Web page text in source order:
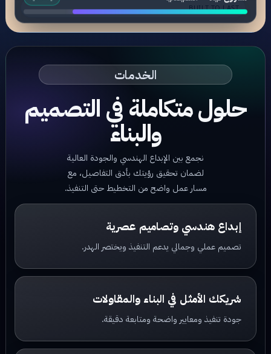
BUILT TO LAST
الخدمات
حلول متكاملة في التصميم
والبناء
نجمع بين الإبداع الهندسي والجودة العالية
لضمان تحقيق رؤيتك بأدق التفاصيل، مع
مسار عمل واضح من التخطيط حتى التنفيذ.
إبداع هندسي وتصاميم عصرية
تصميم عملي وجمالي يدعم التنفيذ ويختصر الهدر.
شريكك الأمثل في البناء والمقاولات
جودة تنفيذ ومعايير واضحة ومتابعة دقيقة.